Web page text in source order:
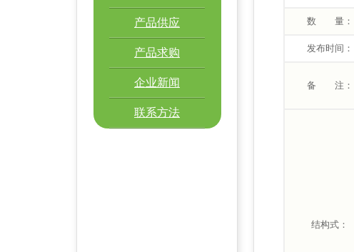
产品供应
产品求购
企业新闻
联系方法
数 量：
发布时间：
备 注：
结构式：